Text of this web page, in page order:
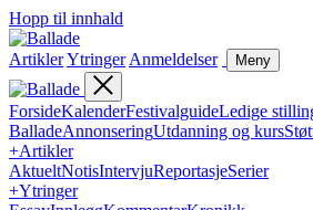
Hopp til innhald
ArtiklerYtringer Anmeldelser Meny
ForsideKalenderFestivalguideLedige
BalladeAnnonseringUtdanning og kurs
+Artikler
AktueltNotisIntervjuReportasjeSerier
+Ytringer